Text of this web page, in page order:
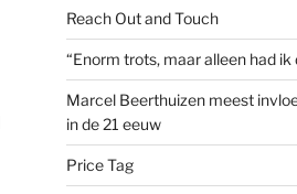
Reach Out and Touch
“Enorm trots, maar alleen had ik
Marcel Beerthuizen meest
in de 21 eeuw
Price Tag